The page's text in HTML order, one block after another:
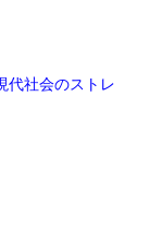
社会のストレ